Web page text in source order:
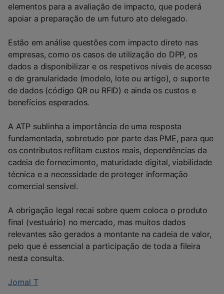
elementos para a avaliação de impacto, que poderá
apoiar a preparação de um futuro ato delegado.
Estão em análise questões com impacto direto nas
empresas, como os casos de utilização do DPP, os
dados a disponibilizar e os respetivos níveis de acesso
e de granularidade (modelo, lote ou artigo), o suporte
de dados (código QR ou RFID) e ainda os custos e
benefícios esperados.
A ATP sublinha a importância de uma resposta
fundamentada, sobretudo por parte das PME, para que
os contributos reflitam custos reais, dependências da
cadeia de fornecimento, maturidade digital, viabilidade
técnica e a necessidade de proteger informação
comercial sensível.
A obrigação legal recai sobre quem coloca o produto
final (vestuário) no mercado, mas muitos dados
relevantes são gerados a montante na cadeia de valor,
pelo que é essencial a participação de toda a fileira
nesta consulta.
Jornal T